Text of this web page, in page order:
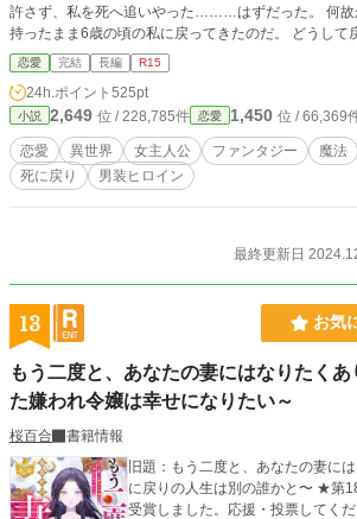
許さず、私を死へ追いやった………はずだった。 何故か私はあのときの記憶を
持ったまま6歳の頃の私に戻ってきたのだ。 どうして
いが、このチャンスを逃すわけにはいかない。 私はも
頃の行いの悪さを見直し、平穏な生活を目指す！そ
恋愛 完結 長編 R15
24h.ポイント 525pt
小説 2,649 位 / 228,785件 恋愛 1,450 位 / 66,369
恋愛 異世界 女主人公 ファンタジー 魔法
死に戻り
男装ヒロイン
最終更新日
13 お気
もう二度と、あなたの妻にはなりたく
た嫌われ令嬢は幸せになりたい～
桜百合
書籍情報
旧題：もう二度と、あなたの妻に
に戻りの人生は別の誰かと〜 ★第18回恋愛小説大賞で大賞を
受賞しました。応援・投票してく